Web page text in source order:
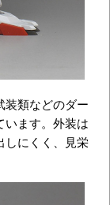
装類などのダー
います。外装は
しにくく、見栄